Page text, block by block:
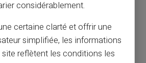
FCC et FICP. Si vous êtes
solutions comme les cartes
de gérer vos finances en
considérablement.
certaine clarté et offrir une
simplifiée, les informations
reflètent les conditions les